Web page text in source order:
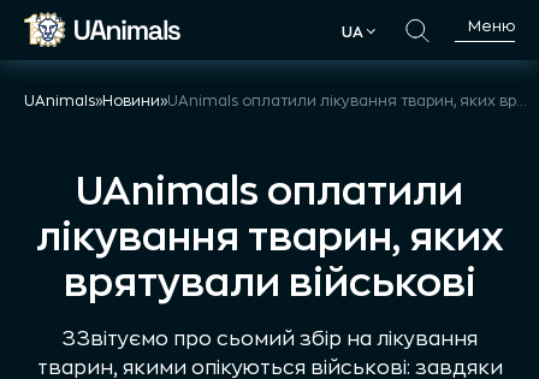
Skip
UA
Меню
UAnimals»Новини»
UAnimals оплатили
лікування тварин, яких
врятували військові
ЗЗвітуємо про сьомий збір на лікування
тварин, якими опікуються військові: завдяки